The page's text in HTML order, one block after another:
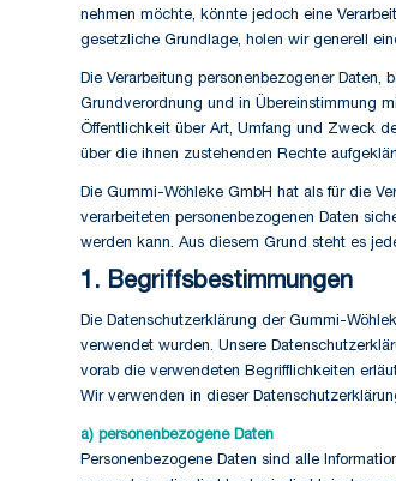
nehmen möchte, könnte jedoch eine
gesetzliche Grundlage, holen wir generell
Die Verarbeitung personenbezogener
Grundverordnung und in Übereinstimmung
Öffentlichkeit über Art, Umfang und Zweck
über die ihnen zustehenden Rechte
Die Gummi-Wöhleke GmbH hat als für die
verarbeiteten personenbezogenen Daten
werden kann. Aus diesem Grund steht es
1. Begriffsbestimmungen
Die Datenschutzerklärung der Gummi-
verwendet wurden. Unsere
vorab die verwendeten Begrifflichkeiten
Wir verwenden in dieser
a) personenbezogene Daten
Personenbezogene Daten sind alle